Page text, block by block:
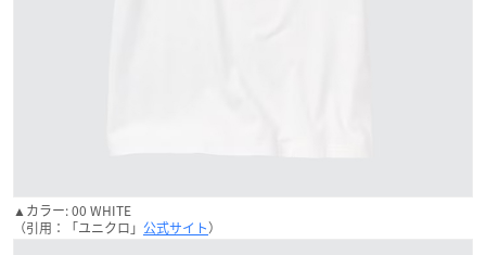
▲カラー: 00 WHITE
（引用：「ユニクロ」 公式サイト）